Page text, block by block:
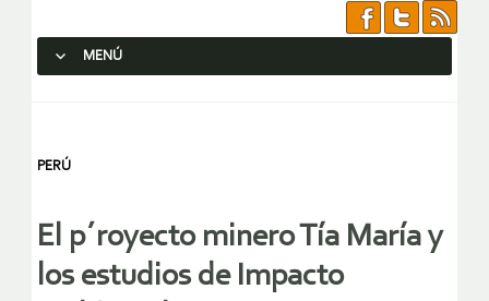
MENÚ
PERÚ
El p´royecto minero Tía María y
los estudios de Impacto